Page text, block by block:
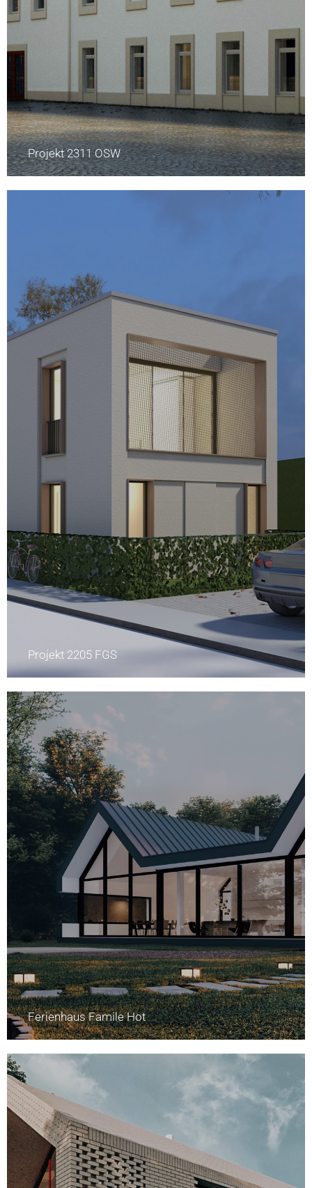
Projekt 2311 OSW
Projekt 2205 FGS
Ferienhaus Famile Hot